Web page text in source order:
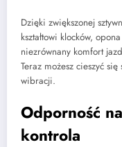
Dzięki zwiększonej
kształtowi klocków,
niezrównany komfort
Teraz możesz cieszyć
wibracji.
Odporność
kontrola